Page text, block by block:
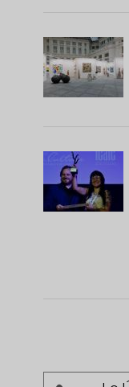
SEPTIEMBRE 09, 2025